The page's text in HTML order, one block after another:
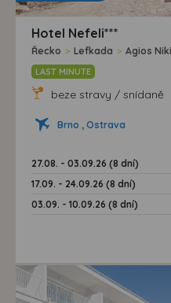
Hotel Nefeli***
Řecko > Lefkada > Agios
LAST MINUTE
beze stravy / snídaně
Brno , Ostrava
27.08. - 03.09.26 (8 dní)
17.09. - 24.09.26 (8 dní)
03.09. - 10.09.26 (8 dní)